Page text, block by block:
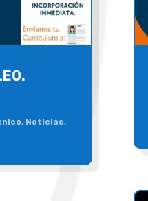
, Noticias,